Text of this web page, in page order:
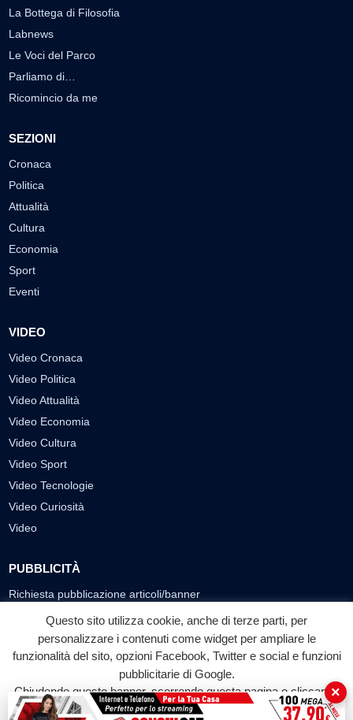
La Bottega di Filosofia
Labnews
Le Voci del Parco
Parliamo di…
Ricomincio da me
SEZIONI
Cronaca
Politica
Attualità
Cultura
Economia
Sport
Eventi
VIDEO
Video Cronaca
Video Politica
Video Attualità
Video Economia
Video Cultura
Video Sport
Video Tecnologie
Video Curiosità
Video
PUBBLICITÀ
Richiesta pubblicazione articoli/banner
SEGUICI SUI SOCIAL
f
Facebook
◎ ▶
YouTube
Questo sito utilizza cookie, anche di terze parti, per
personalizzare i contenuti come widget per ampliare le
funzionalità del sito, opzioni Facebook, Twitter e social e funzioni
pubblicitarie di Google.
Chiudendo questo banner, scorrendo questa pagina o cliccando
su qualunque suo elemento acconsenti all'uso dei cookie.
×